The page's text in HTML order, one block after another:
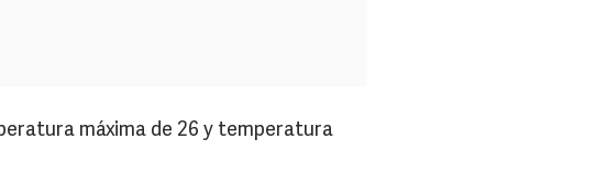
máxima de 26 y temperatura